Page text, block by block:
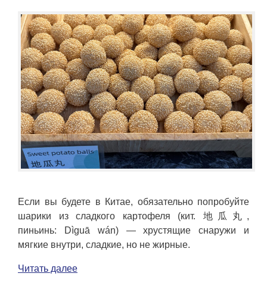
Если вы будете в Китае, обязательно попробуйте
шарики из сладкого картофеля (кит. 地瓜丸,
пиньинь: Dìguā wán) — хрустящие снаружи и
мягкие внутри, сладкие, но не жирные.
Читать далее